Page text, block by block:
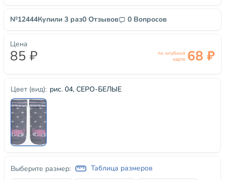
№12444Купили 3 раз0 Отзывов 0 Вопросов
Цвет (вид): рис. 04, СЕРО-БЕЛЫЕ
Выберите размер: Таблица размеров
Цена
85 ₽
по клубной
карте 68 ₽